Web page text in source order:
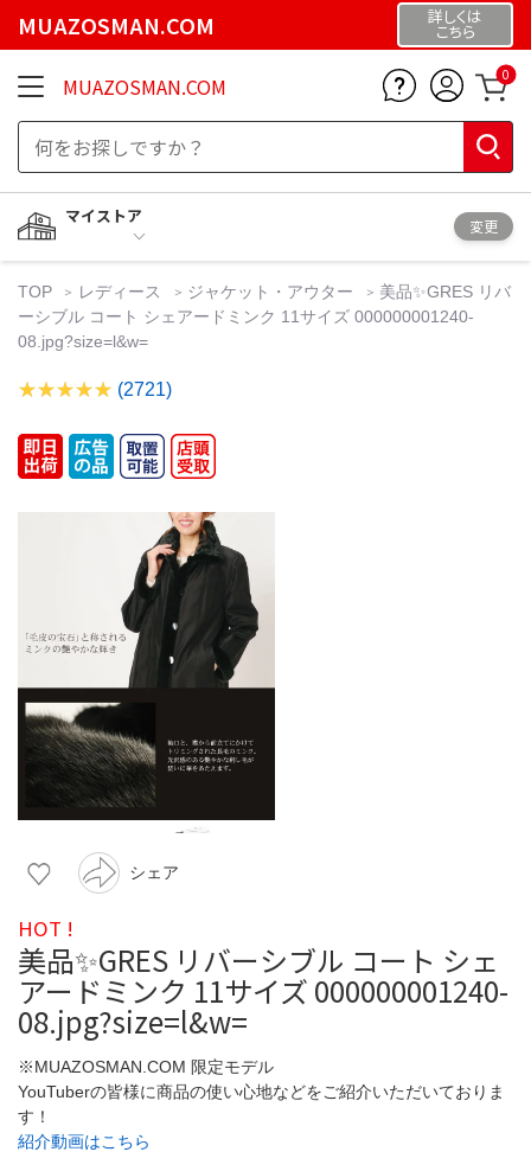
MUAZOSMAN.COM 詳しくは
こちら
MUAZOSMAN.COM 0
マイストア
変更
TOP レディース ジャケット・アウター
美品✨GRES リバ
ーシブル コート シェアードミンク 11サイズ 000000001240-
08.jpg?size=l&w=
(2721)
シェア
HOT !
美品✨GRES リバーシブル コート シェ
アードミンク 11サイズ 000000001240-
08.jpg?size=l&w=
※MUAZOSMAN.COM 限定モデル
YouTuberの皆様に商品の使い心地などをご紹介いただいておりま
す！
紹介動画はこちら